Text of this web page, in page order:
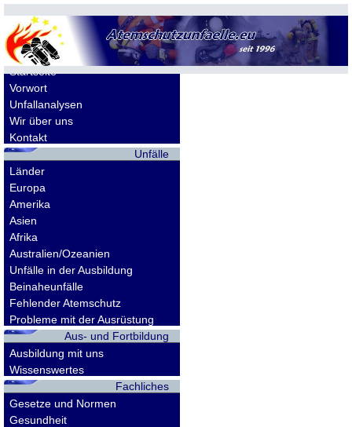
Allgemeines
Startseite
Vorwort
Unfallanalysen
Wir über uns
Kontakt
Unfälle
Länder
Europa
Amerika
Asien
Afrika
Australien/Ozeanien
Unfälle in der Ausbildung
Beinaheunfälle
Fehlender Atemschutz
Probleme mit der Ausrüstung
Aus- und Fortbildung
Ausbildung mit uns
Wissenswertes
Fachliches
Gesetze und Normen
Gesundheit